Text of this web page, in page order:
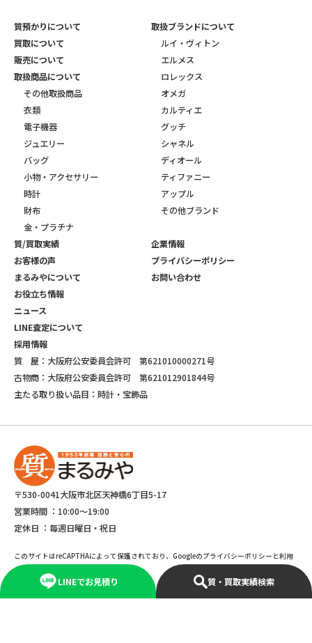
LINEでお見積り 質・買取実績検索
質預かりについて
買取について
販売について
取扱商品について
その他取扱商品
衣類
電子機器
ジュエリー
バッグ
小物・アクセサリー
時計
財布
金・プラチナ
取扱ブランドについて
ルイ・ヴィトン
エルメス
ロレックス
オメガ
カルティエ
グッチ
シャネル
ディオール
ティファニー
アップル
その他ブランド
質/買取実績
お客様の声
まるみやについて
お役立ち情報
ニュース
LINE査定について
採用情報
企業情報
プライバシーポリシー
お問い合わせ
質 屋：大阪府公安委員会許可 第621010000271号
古物商：大阪府公安委員会許可 第621012901844号
主たる取り扱い品目：時計・宝飾品
〒530-0041大阪市北区天神橋6丁目5-17
営業時間 ： 10:00～19:00
定休日 ： 毎週日曜日・祝日
このサイトはreCAPTHAによって保護されており、Googleのプライバシーポリシーと利用
規約が適応されます。